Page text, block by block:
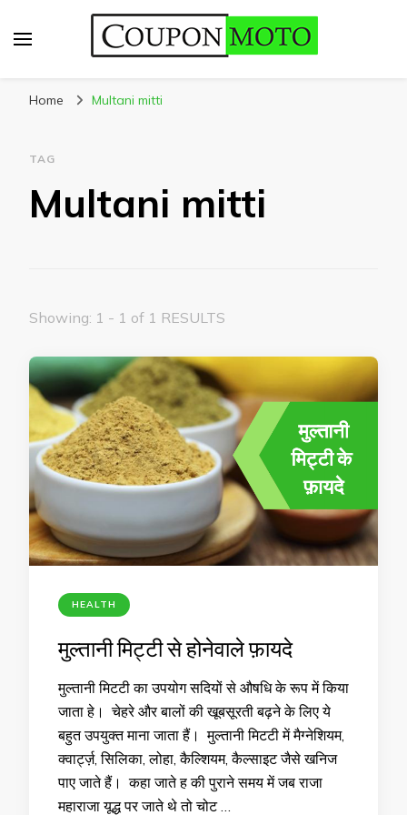
Home Multani mitti
TAG
Multani mitti
Showing: 1 - 1 of 1 RESULTS
HEALTH
मुल्तानी मिट्टी से होनेवाले फ़ायदे
मुल्तानी मिटटी का उपयोग सदियों से औषधि के रूप में किया
जाता हे। चेहरे और बालों की खूबसूरती बढ़ने के लिए ये
बहुत उपयुक्त माना जाता हैं। मुल्तानी मिटटी में मैग्नेशियम,
क्वार्ट्ज़, सिलिका, लोहा, कैल्शियम, कैल्साइट जैसे खनिज
पाए जाते हैं। कहा जाते ह की पुराने समय में जब राजा
महाराजा यूद्ध पर जाते थे तो चोट …